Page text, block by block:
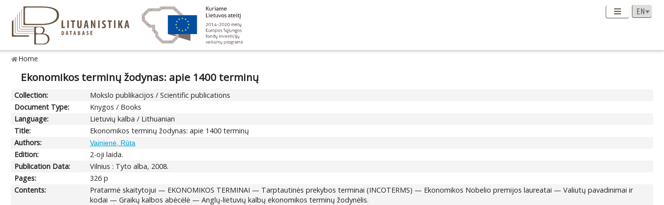
Home
Ekonomikos terminų žodynas: apie 1400 terminų
Collection:
Mokslo publikacijos / Scientific publications
Document Type:
Knygos / Books
Language:
Lietuvių kalba / Lithuanian
Title:
Ekonomikos terminų žodynas: apie 1400 terminų
Authors:
Vainienė, Rūta
Edition:
2-oji laida.
Publication Data:
Vilnius : Tyto alba, 2008.
Pages:
326 p
Contents:
Pratarmė skaitytojui — EKONOMIKOS TERMINAI — Tarptautinės prekybos terminai (INCOTERMS) — Ekonomikos Nobelio premijos laureatai — Valiutų pavadinimai ir
kodai — Graikų kalbos abėcėlė — Anglų-lietuvių kalbų ekonomikos terminų žodynėlis.